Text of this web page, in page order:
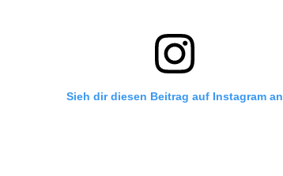
Sieh dir diesen Beitrag auf Instagram an